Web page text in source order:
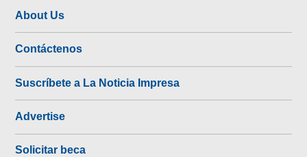
About Us
Contáctenos
Suscríbete a La Noticia Impresa
Advertise
Solicitar beca